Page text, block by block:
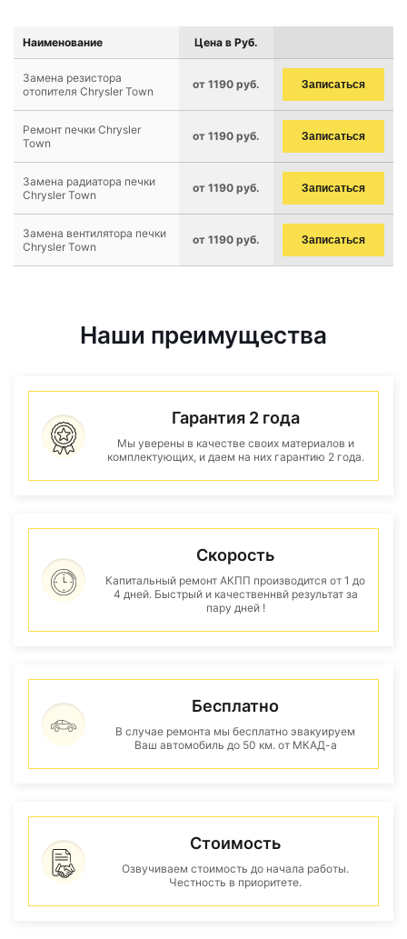
Наименование Цена в Руб.
Замена резистора
отопителя Chrysler Town
от 1190 руб. Записаться
Ремонт печки Chrysler
Town
от 1190 руб. Записаться
Замена радиатора печки
Chrysler Town
от 1190 руб. Записаться
Замена вентилятора печки
Chrysler Town
от 1190 руб. Записаться
Наши преимущества
Гарантия 2 года
Мы уверены в качестве своих материалов и
комплектующих, и даем на них гарантию 2 года.
Скорость
Капитальный ремонт АКПП производится от 1 до
4 дней. Быстрый и качественнвй результат за
пару дней !
Бесплатно
В случае ремонта мы бесплатно эвакуируем
Ваш автомобиль до 50 км. от МКАД-а
Стоимость
Озвучиваем стоимость до начала работы.
Честность в приоритете.